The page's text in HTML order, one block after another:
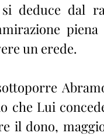
deduce dal
un erede.
che Lui
il dono,